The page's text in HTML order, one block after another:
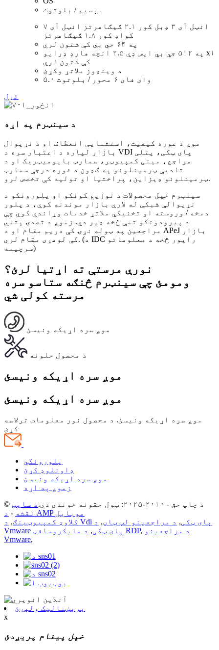
بېسیم / بلوتوث
انټل آی ۳ ډبل کور ۲.۱ ګیګاهرتز انټل آی ۷
کواډ کور ۱.۸ ګیګاهرتز
په ۶۴ جي بي کې شتون لري
په ۵۱۲ جي بي ايس ډي ۲.۵ انچه هارډ ډرایو x۱
کې شتون لري
د وینډوز ملاتړ وکړئ
وای فای ۶ محور / بلوتوث ۵.۰
تړل
د سینټرم په اړه
موږ د غوره کیفیت، استثنایی انعطاف او د نړیوال
بازار لپاره د اعتبار سره د VDI پای ټکی، پتلی
مراجع، مینی کمپیوټر، سمارټ بایومیټریک او د
تادیې ټرمینلونو په ګډون د غوره درجې سمارټ
ټرمینلونو ډیزاین، پراختیا او تولید کې تخصص لرو.
سینټرم خپل محصولات د توزیع کونکو او پلورونکو د
نړیوالې شبکې له لارې بازار موندنه کوي، د پلور
دمخه / وروسته او تخنیکي ملاتړ خدمات وړاندې کوي چې
د پیرودونکو تمې څخه ډیر دي. زموږ د تصدۍ پتلي
مراجعین په ټوله نړۍ کې دریم مقام او د APeJ بازار
کې لومړی مقام لري. (د IDC راپور څخه د معلوماتو
سرچینه)
نورې مرستې ته اړتیا لرئ؟
ومومئ چې سینټرم څنګه ستاسو سره
مرسته کولی شي
موږ سره اړیکه ونیسئ
د محصول حلونه
موږ سره اړیکه ونیسئ
موږ سره اړیکه ونیسئ
موږ سره اړیکه ونیسئ. د محصول نور معلومات ترلاسه
کړئ
پلورونکي
ډاونلوډ کړئ
موږ سره اړیکه ونیسئ
زموږ په اړه
© د چاپ حق - ۲۰۱۰-۲۰۲۵: ټول حقونه خوندي دي.
د سایټ
نقشه -
د AMP موبایل
کلاوډ کمپیوټینګ, د Vdi پای ټکی, د مراجعینو لپ ټاپ, د
Vmware پای ټکی, د مایکروسافټ RDP, د مراجعینو
Vmware,
برېښنالیک ولېږئ
x
خپل پیغام پریږدئ